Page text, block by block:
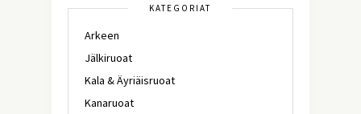
KATEGORIAT
Arkeen
Jälkiruoat
Kala & Äyriäisruoat
Kanaruoat